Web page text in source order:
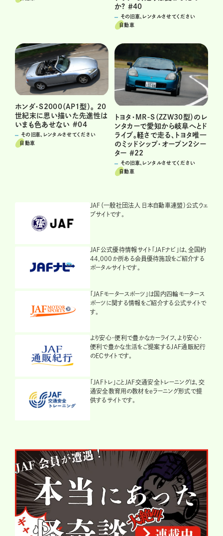
か? ＃40
その旧車、レンタルさせてください
自動車
ホンダ・S2000（AP1型）。 20
世紀末に思い描いた先進性は
いまも色あせない #04
その旧車、レンタルさせてください
自動車
トヨタ・MR-S（ZZW30型）のレ
ンタカーで愛知から岐阜へとド
ライブ。軽さで走る、トヨタ唯一
のミッドシップ・オープン2シー
ター ＃22
その旧車、レンタルさせてください
自動車
JAF（一般社団法人 日本自動車連盟）公式ウェ
ブサイトです。
JAF公式優待情報サイト「JAFナビ」は、全国約
44,000か所ある会員優待施設をご紹介する
ポータルサイトです。
「JAFモータースポーツ」は国内四輪モータース
ポーツに関する情報をご紹介する公式サイトで
す。
より安心・便利で豊かなカーライフ、より安心・
便利で豊かな生活をご提案するJAF通販紀行
のECサイトです。
「JAFトレ」ことJAF交通安全トレーニングは、交
通安全教育用の教材をeラーニング形式で提
供するサイトです。